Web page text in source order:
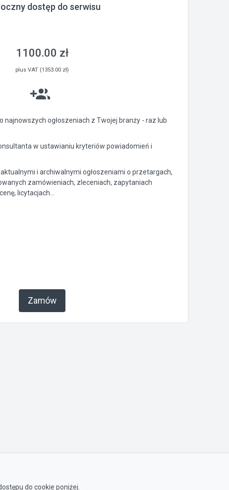
dostęp do serwisu
1100.00 zł
plus VAT (1353.00 zł)
najnowszych ogłoszeniach z Twojej branży - raz lub
w ustawianiu kryteriów powiadomień i
i archiwalnymi ogłoszeniami o przetargach,
zamówieniach, zleceniach, zapytaniach
licytacjach...
Zamów
do cookie poniżej.